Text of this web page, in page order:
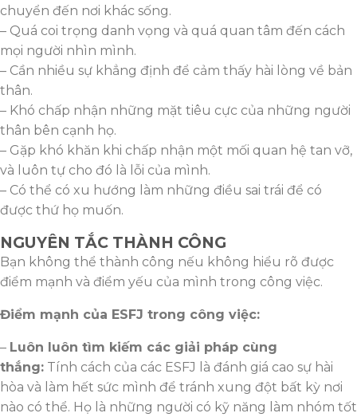
chuyển đến nơi khác sống.
– Quá coi trọng danh vọng và quá quan tâm đến cách
mọi người nhìn mình.
– Cần nhiều sự khẳng định để cảm thấy hài lòng về bản
thân.
– Khó chấp nhận những mặt tiêu cực của những người
thân bên cạnh họ.
– Gặp khó khăn khi chấp nhận một mối quan hệ tan vỡ,
và luôn tự cho đó là lỗi của mình.
– Có thể có xu hướng làm những điều sai trái để có
được thứ họ muốn.
NGUYÊN TẮC THÀNH CÔNG
Bạn không thể thành công nếu không hiểu rõ được
điểm mạnh và điểm yếu của mình trong công việc.
Điểm mạnh của ESFJ trong công việc:
– Luôn luôn tìm kiếm các giải pháp cùng
thắng: Tính cách của các ESFJ là đánh giá cao sự hài
hòa và làm hết sức mình để tránh xung đột bất kỳ nơi
nào có thể. Họ là những người có kỹ năng làm nhóm tốt